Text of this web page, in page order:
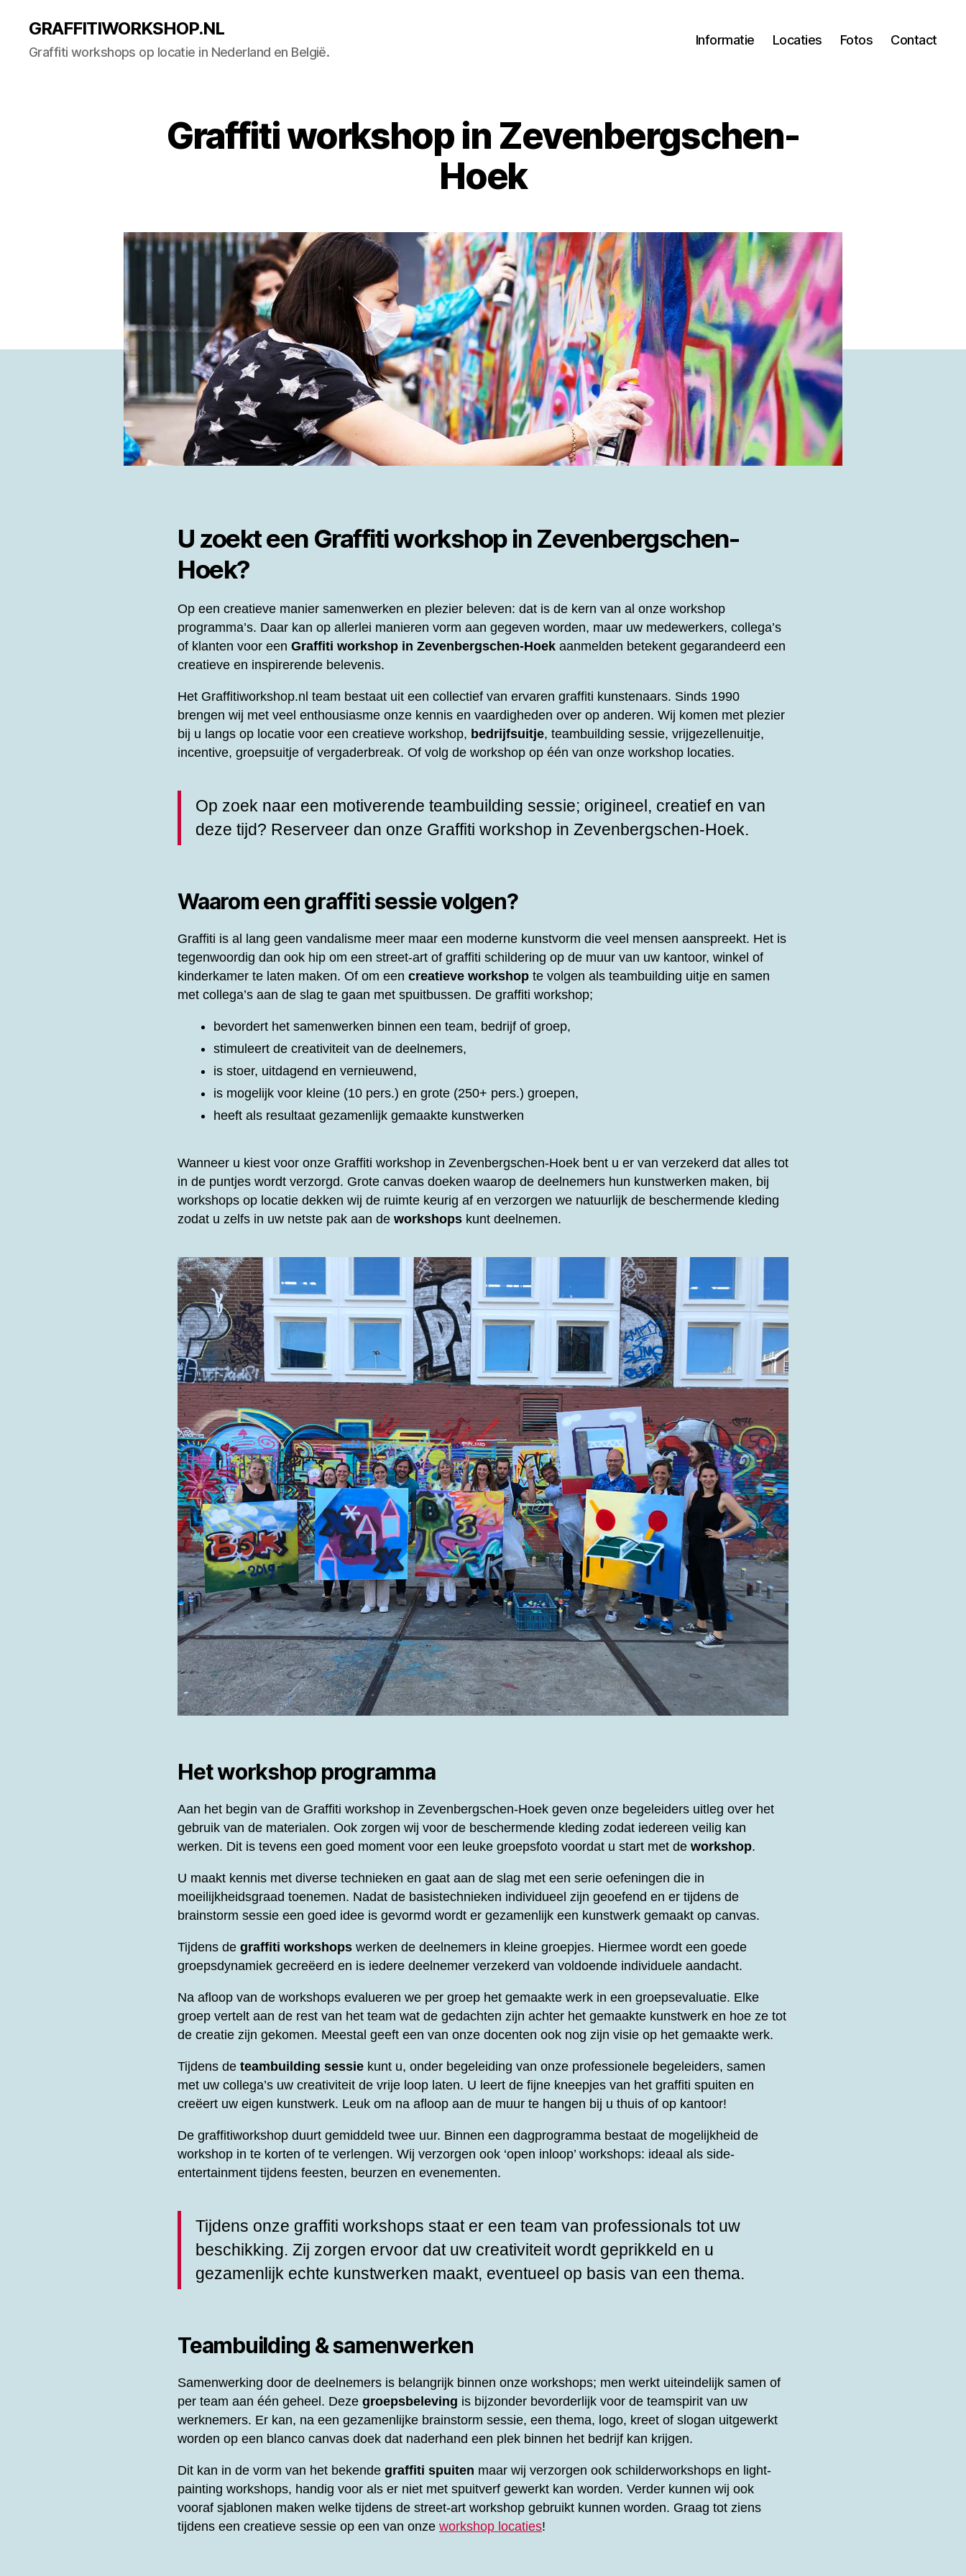
GRAFFITIWORKSHOP.NL
Graffiti workshops op locatie in Nederland en België.
Informatie Locaties Fotos Contact
Graffiti workshop in Zevenbergschen-
Hoek
U zoekt een Graffiti workshop in Zevenbergschen-
Hoek?
Op een creatieve manier samenwerken en plezier beleven: dat is de kern van al onze workshop
programma’s. Daar kan op allerlei manieren vorm aan gegeven worden, maar uw medewerkers, collega’s
of klanten voor een Graffiti workshop in Zevenbergschen-Hoek aanmelden betekent gegarandeerd een
creatieve en inspirerende belevenis.
Het Graffitiworkshop.nl team bestaat uit een collectief van ervaren graffiti kunstenaars. Sinds 1990
brengen wij met veel enthousiasme onze kennis en vaardigheden over op anderen. Wij komen met plezier
bij u langs op locatie voor een creatieve workshop, bedrijfsuitje, teambuilding sessie, vrijgezellenuitje,
incentive, groepsuitje of vergaderbreak. Of volg de workshop op één van onze workshop locaties.
Op zoek naar een motiverende teambuilding sessie; origineel, creatief en van
deze tijd? Reserveer dan onze Graffiti workshop in Zevenbergschen-Hoek.
Waarom een graffiti sessie volgen?
Graffiti is al lang geen vandalisme meer maar een moderne kunstvorm die veel mensen aanspreekt. Het is
tegenwoordig dan ook hip om een street-art of graffiti schildering op de muur van uw kantoor, winkel of
kinderkamer te laten maken. Of om een creatieve workshop te volgen als teambuilding uitje en samen
met collega’s aan de slag te gaan met spuitbussen. De graffiti workshop;
bevordert het samenwerken binnen een team, bedrijf of groep,
stimuleert de creativiteit van de deelnemers,
is stoer, uitdagend en vernieuwend,
is mogelijk voor kleine (10 pers.) en grote (250+ pers.) groepen,
heeft als resultaat gezamenlijk gemaakte kunstwerken
Wanneer u kiest voor onze Graffiti workshop in Zevenbergschen-Hoek bent u er van verzekerd dat alles tot
in de puntjes wordt verzorgd. Grote canvas doeken waarop de deelnemers hun kunstwerken maken, bij
workshops op locatie dekken wij de ruimte keurig af en verzorgen we natuurlijk de beschermende kleding
zodat u zelfs in uw netste pak aan de workshops kunt deelnemen.
Het workshop programma
Aan het begin van de Graffiti workshop in Zevenbergschen-Hoek geven onze begeleiders uitleg over het
gebruik van de materialen. Ook zorgen wij voor de beschermende kleding zodat iedereen veilig kan
werken. Dit is tevens een goed moment voor een leuke groepsfoto voordat u start met de workshop.
U maakt kennis met diverse technieken en gaat aan de slag met een serie oefeningen die in
moeilijkheidsgraad toenemen. Nadat de basistechnieken individueel zijn geoefend en er tijdens de
brainstorm sessie een goed idee is gevormd wordt er gezamenlijk een kunstwerk gemaakt op canvas.
Tijdens de graffiti workshops werken de deelnemers in kleine groepjes. Hiermee wordt een goede
groepsdynamiek gecreëerd en is iedere deelnemer verzekerd van voldoende individuele aandacht.
Na afloop van de workshops evalueren we per groep het gemaakte werk in een groepsevaluatie. Elke
groep vertelt aan de rest van het team wat de gedachten zijn achter het gemaakte kunstwerk en hoe ze tot
de creatie zijn gekomen. Meestal geeft een van onze docenten ook nog zijn visie op het gemaakte werk.
Tijdens de teambuilding sessie kunt u, onder begeleiding van onze professionele begeleiders, samen
met uw collega’s uw creativiteit de vrije loop laten. U leert de fijne kneepjes van het graffiti spuiten en
creëert uw eigen kunstwerk. Leuk om na afloop aan de muur te hangen bij u thuis of op kantoor!
De graffitiworkshop duurt gemiddeld twee uur. Binnen een dagprogramma bestaat de mogelijkheid de
workshop in te korten of te verlengen. Wij verzorgen ook ‘open inloop’ workshops: ideaal als side-
entertainment tijdens feesten, beurzen en evenementen.
Tijdens onze graffiti workshops staat er een team van professionals tot uw
beschikking. Zij zorgen ervoor dat uw creativiteit wordt geprikkeld en u
gezamenlijk echte kunstwerken maakt, eventueel op basis van een thema.
Teambuilding & samenwerken
Samenwerking door de deelnemers is belangrijk binnen onze workshops; men werkt uiteindelijk samen of
per team aan één geheel. Deze groepsbeleving is bijzonder bevorderlijk voor de teamspirit van uw
werknemers. Er kan, na een gezamenlijke brainstorm sessie, een thema, logo, kreet of slogan uitgewerkt
worden op een blanco canvas doek dat naderhand een plek binnen het bedrijf kan krijgen.
Dit kan in de vorm van het bekende graffiti spuiten maar wij verzorgen ook schilderworkshops en light-
painting workshops, handig voor als er niet met spuitverf gewerkt kan worden. Verder kunnen wij ook
vooraf sjablonen maken welke tijdens de street-art workshop gebruikt kunnen worden. Graag tot ziens
tijdens een creatieve sessie op een van onze workshop locaties!